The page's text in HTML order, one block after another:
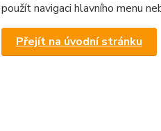
použít navigaci hlavního menu
Přejít na úvodní stránku